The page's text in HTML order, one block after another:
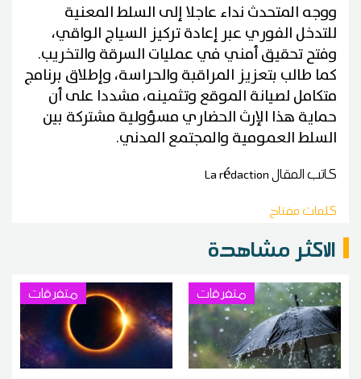
ووجه المتحدث نداء عاجلا إلى السلط المعنية
للتدخل الفوري عبر إعادة تركيز السياج الواقي،
وفتح تحقيق أمني في عمليات السرقة والتخريب.
كما طالب بتعزيز المراقبة والحراسة، وإطلاق برنامج
متكامل لصيانة الموقع وتثمينه، مشددا على أن
حماية هذا الإرث الحضاري مسؤولية مشتركة بين
السلط العمومية والمجتمع المدني.
كاتب المقالLa rédaction
كلمات مفتاح
الاكثر مشاهدة
متفرقات متفرقات